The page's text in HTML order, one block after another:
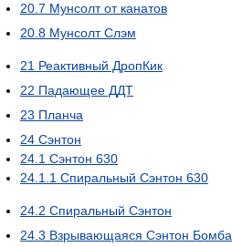
20.7 Мунсолт от канатов
20.8 Мунсолт Слэм
21 Реактивный ДропКик
22 Падающее ДДТ
23 Планча
24 Сэнтон
24.1 Сэнтон 630
24.1.1 Спиральный Сэнтон 630
24.2 Спиральный Сэнтон
24.3 Взрывающаяся Сэнтон Бомба